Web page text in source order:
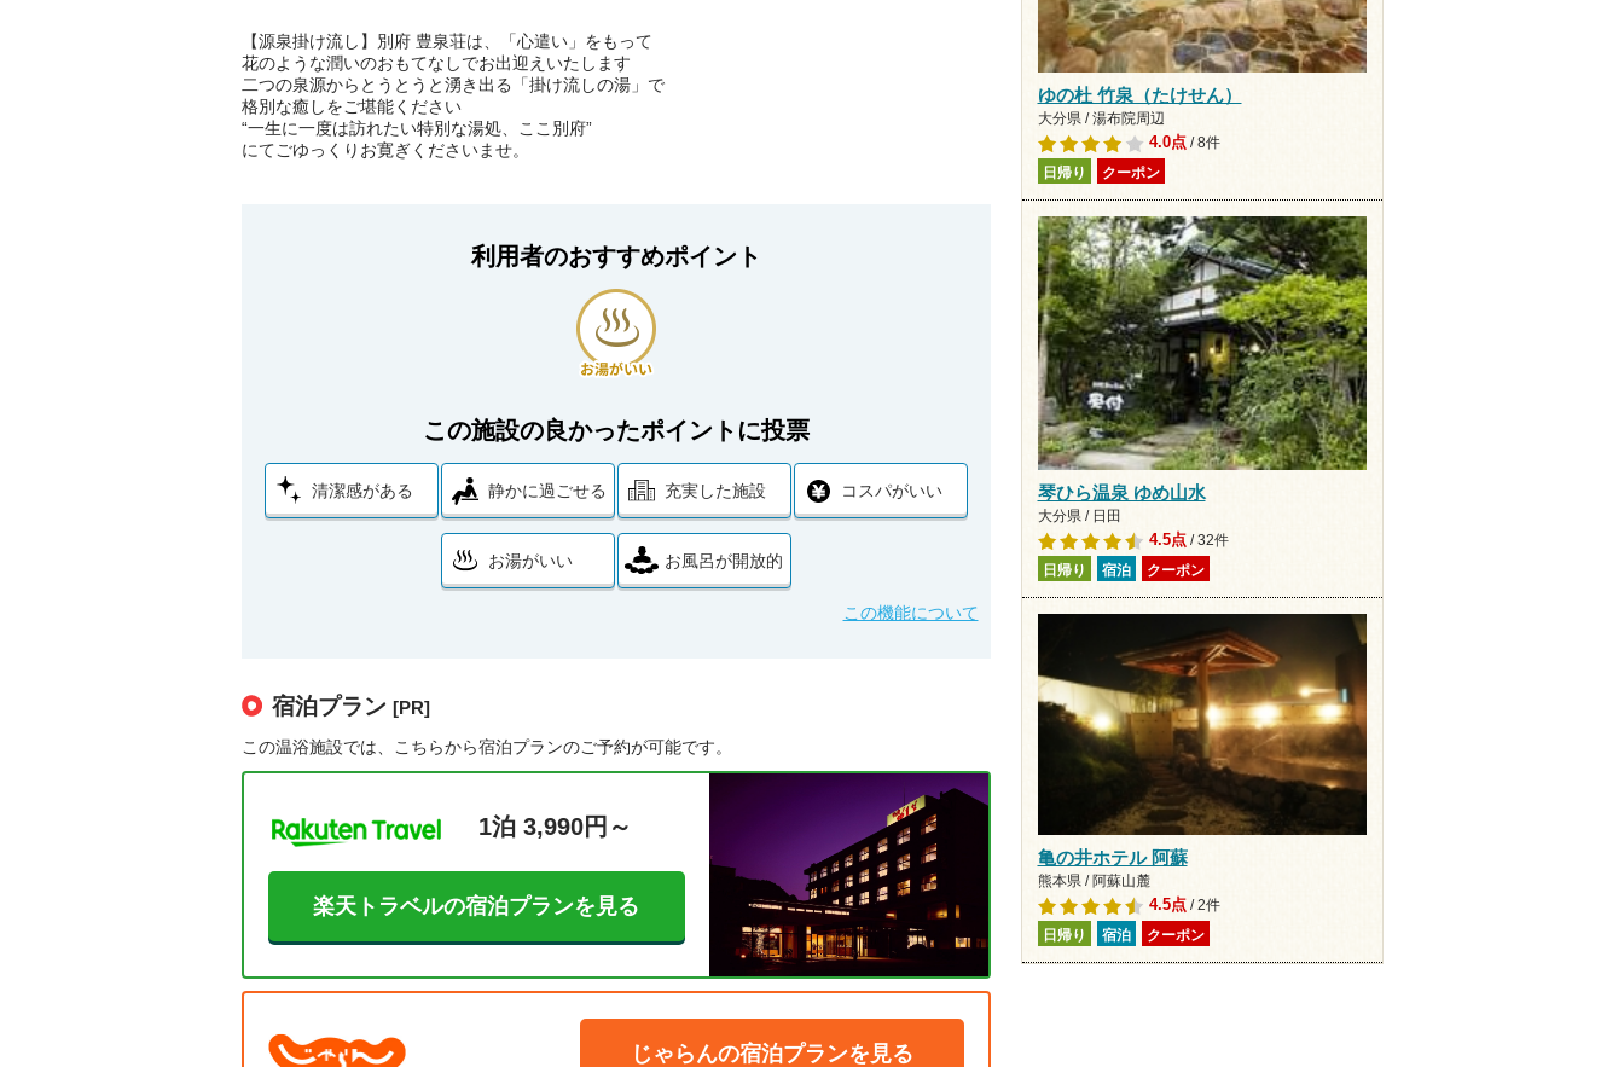
【源泉掛け流し】別府 豊泉荘は、「心遣い」をもって
花のような潤いのおもてなしでお出迎えいたします
二つの泉源からとうとうと湧き出る「掛け流しの湯」で
格別な癒しをご堪能ください
“一生に一度は訪れたい特別な湯処、ここ別府”
にてごゆっくりお寛ぎくださいませ。
利用者のおすすめポイント
この施設の良かったポイントに投票
清潔感がある 静かに過ごせる 充実した施設 コスパがいい
お湯がいい お風呂が開放的
この機能について
宿泊プラン [PR]
この温浴施設では、こちらから宿泊プランのご予約が可能です。
1泊 3,990円～
楽天トラベルの宿泊プランを見る
じゃらんの宿泊プランを見る
ゆの杜 竹泉（たけせん）
大分県 / 湯布院周辺
4.0点/ 8件
日帰り クーポン
琴ひら温泉 ゆめ山水
大分県 / 日田
4.5点/ 32件
日帰り 宿泊 クーポン
亀の井ホテル 阿蘇
熊本県 / 阿蘇山麓
4.5点/ 2件
日帰り 宿泊 クーポン